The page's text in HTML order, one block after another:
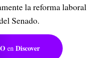
la reforma laboral
Senado.
en Discover